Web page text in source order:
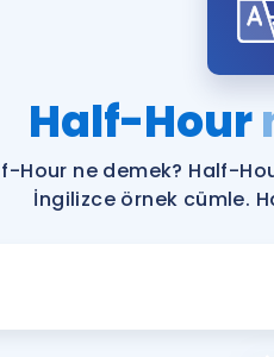
Half-Hour
Hour ne demek? Half-
İngilizce örnek cümle.